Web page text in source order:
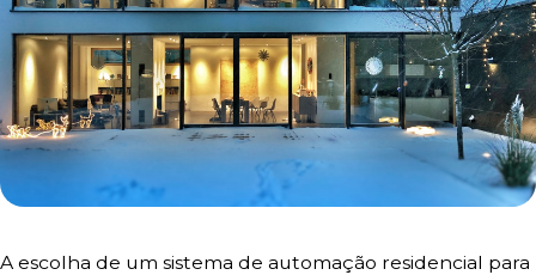
A escolha de um sistema de automação residencial para